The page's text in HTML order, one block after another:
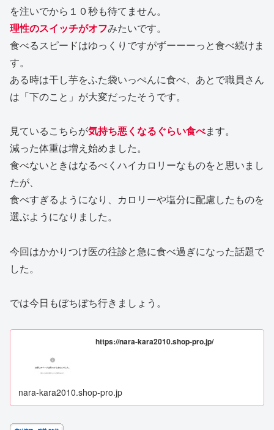
を注いでから１０秒も待てません。
理性のスイッチがオフみたいです。
食べるスピードはゆっくりですがずーーーっと食べ続けま
す。
ある時は干し芋をふた袋いっぺんに食べ、あとで職員さん
は「下のこと」が大変だったそうです。
見ているこちらが気持ち悪くなるぐらい食べます。
減った体重は増え始めました。
食べないときはなるべくハイカロリーなものをと思いまし
たが、
食べすぎるようになり、カロリーや塩分に配慮したものを
選ぶようになりました。
今回はかかりつけ医の往診と急に食べ過ぎになった話題で
した。
では今日もぼちぼち行きましょう。
https://nara-kara2010.shop-pro.jp/
nara-kara2010.shop-pro.jp